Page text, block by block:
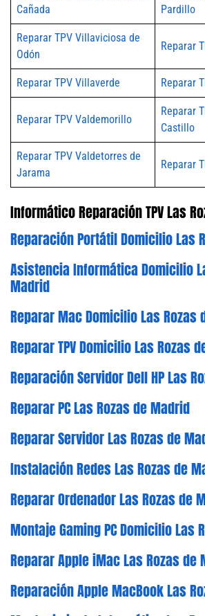
Cañada
Pardillo
Reparar TPV Villaviciosa de
Odón
Reparar
Reparar TPV Villaverde Reparar
Reparar TPV Valdemorillo
Reparar
Castillo
Reparar TPV Valdetorres de
Jarama
Reparar
Informático Reparación TPV Las
Reparación Portátil Domicilio Las
Asistencia Informática Domicilio
Madrid
Reparar Mac Domicilio Las Rozas
Reparar TPV Domicilio Las Rozas
Reparación Servidor Dell HP Las
Reparar PC Las Rozas de Madrid
Reparar Servidor Las Rozas de
Instalación Redes Las Rozas de
Reparar Ordenador Las Rozas de
Montaje Gaming PC Domicilio Las
Reparar Apple iMac Las Rozas de
Reparación Apple MacBook Las